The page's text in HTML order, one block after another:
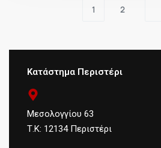
1 2
Κατάστημα Περιστέρι
Μεσολογγίου 63
Τ.Κ: 12134 Περιστέρι